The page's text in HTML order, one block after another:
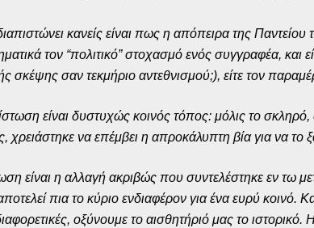
κανείς είναι πως η απόπειρα της
τον “πολιτικό” στοχασμό ενός συγγραφέα, και
σκέψης σαν τεκμήριο αντεθνισμού;), είτε τον
είναι δυστυχώς κοινός τόπος: μόλις το σκληρό,
χρειάστηκε να επέμβει η απροκάλυπτη βία για να το
είναι η αλλαγή ακριβώς που συντελέστηκε εν τω
πια το κύριο ενδιαφέρον για ένα ευρύ
οξύνουμε το αισθητήριό μας το